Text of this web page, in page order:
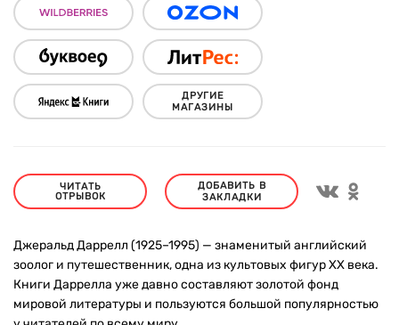
ДРУГИЕ
МАГАЗИНЫ
ЧИТАТЬ
ОТРЫВОК
ДОБАВИТЬ В
ЗАКЛАДКИ
Джеральд Даррелл (1925–1995) — знаменитый английский
зоолог и путешественник, одна из культовых фигур ХХ века.
Книги Даррелла уже давно составляют золотой фонд
мировой литературы и пользуются большой популярностью